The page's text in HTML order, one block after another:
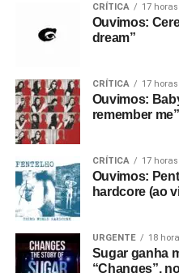
CRÍTICA 17
Ouvimos:
dream”
CRÍTICA 17
Ouvimos:
remember me”
CRÍTICA 17
Ouvimos:
hardcore (ao
URGENTE 18
Sugar ganha
“Changes”,